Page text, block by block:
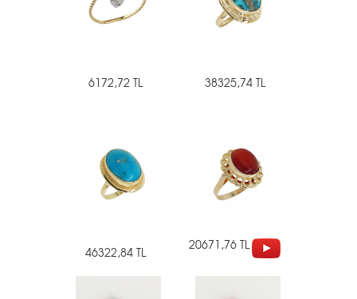
6172,72 TL 38325,74 TL
46322,84 TL 20671,76 TL